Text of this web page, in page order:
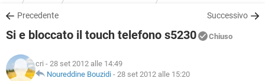
iOS
INSTAGRAM WHATSAPP
TIKTOK
HARDWARE
COVID-19 GAMING
INSTAGRAM
DOWNLOAD
COVID-19 GAMING
INTRATTENIMENTO
iOS WINDOWS 10
COVID-19
GLOSSARIO
Precedente Successivo
Si e bloccato il touch telefono s5230 Chiuso
cri - 28 set 2012 alle 14:49
Noureddine Bouzidi - 28 set 2012 alle 15:20